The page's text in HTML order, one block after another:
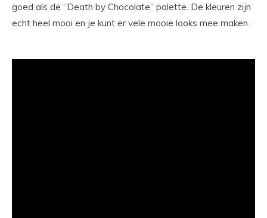
goed als de “Death by Chocolate” palette. De kleuren zijn
echt heel mooi en je kunt er vele mooie looks mee maken.